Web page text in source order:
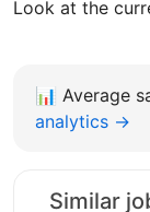
Look at the
📊 Average
analytics →
Similar